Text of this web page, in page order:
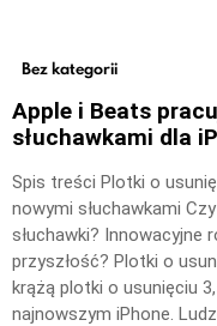
Bez kategorii
Apple i Beats
słuchawkami dla
Spis treści Plotki o
nowymi słuchawkami
słuchawki? Innowacyjne
przyszłość? Plotki o
krążą plotki o usunięciu
najnowszym iPhone.